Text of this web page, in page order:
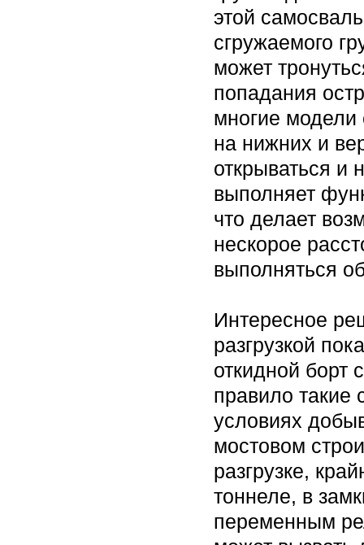
этой
сгружаемого
может
попадания
многие
на нижних и
открываться и
выполняет
что делает
нескорое
выполняться
Интересное
разгрузкой
откидной
правило такие
условиях
мостовом
разгрузке,
тоннеле, в
переменным